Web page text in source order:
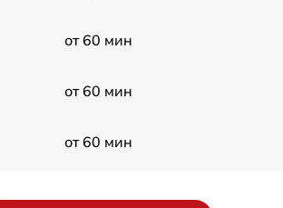
от 60 мин
от 60 мин
от 60 мин